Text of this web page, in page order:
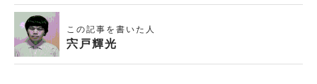
この記事を書いた人
宍戸輝光